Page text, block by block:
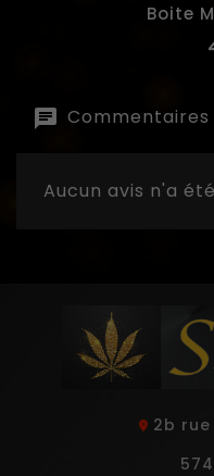
Boite
Aucun avis n'a
2b